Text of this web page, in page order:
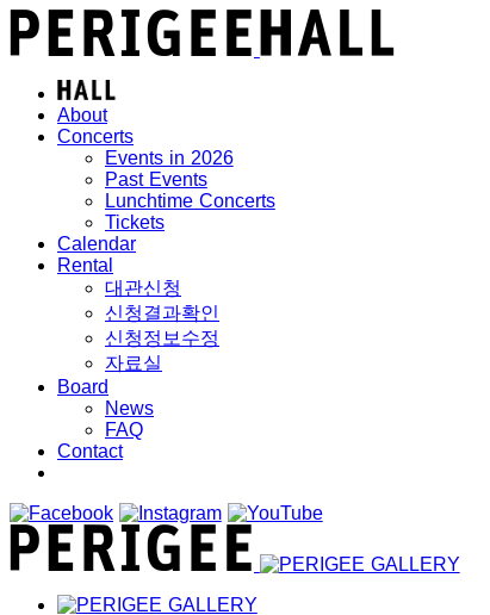
About
Concerts
Events in 2026
Past Events
Lunchtime Concerts
Tickets
Calendar
Rental
대관신청
신청결과확인
신청정보수정
자료실
Board
News
FAQ
Contact